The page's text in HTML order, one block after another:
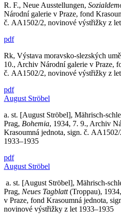
R. F., Neue Ausstellungen,
Národní galerie v Praze, fond
č. AA1502/2, novinové výstřižky z
pdf
Rk, Výstava moravsko-slezských
10., Archiv Národní galerie v Praze,
č. AA1502/2, novinové výstřižky z
pdf
August Ströbel
a. st. [August Ströbel], Mährisch-
Prag, Bohemia, 1934, 7. 9., Archiv
Krasoumná jednota, sign. č.
1933–1935
pdf
August Ströbel
a. st. [August Ströbel], Mährisch-
Prag, Neues Tagblatt(Troppau),
v Praze, fond Krasoumná jednota,
novinové výstřižky z let 1933–1935